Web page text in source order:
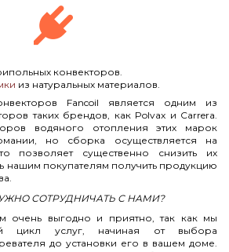
конвекторов.
из натуральных материалов.
Fancoil является одним из
таких брендов, как Polvax и Carrera.
водяного отопления этих марок
но сборка осуществляется на
позволяет существенно снизить их
нашим покупателям получить продукцию
СОТРУДНИЧАТЬ С НАМИ?
очень выгодно и приятно, так как мы
цикл услуг, начиная от выбора
до установки его в вашем доме.